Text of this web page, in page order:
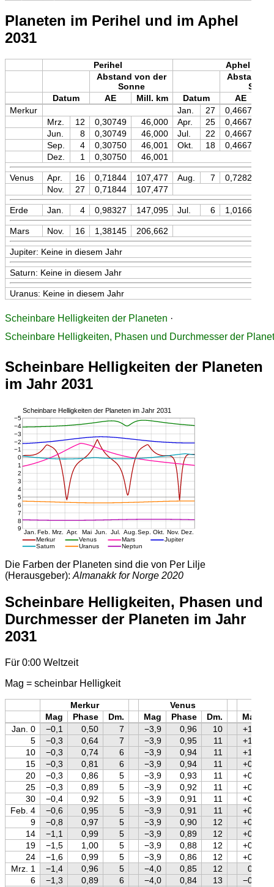
Planeten im Perihel und im Aphel
2031
Perihel
Aphel
Abstand von der
Sonne
Abstand
Datum
AE Mill. km Datum AE
Merkur
Jan. 27 0,46671
Mrz.
12 0,30749 46,000 Apr. 25 0,46671
Jun.
8 0,30749 46,000 Jul. 22 0,46670
Sep.
4 0,30750 46,001 Okt. 18 0,46670
Dez.
1 0,30750 46,001
Venus Apr. 16 0,71844 107,477 Aug. 7 0,72822
Nov.
27 0,71844 107,477
Erde Jan. 4 0,98327 147,095 Jul. 6 1,01669
Mars Nov. 16 1,38145 206,662
Jupiter: Keine in diesem Jahr
Saturn: Keine in diesem Jahr
Uranus: Keine in diesem Jahr
Scheinbare Helligkeiten der Planeten ·
Scheinbare Helligkeiten, Phasen und Durchmesser der
Scheinbare Helligkeiten der Planeten
im Jahr 2031
Die Farben der Planeten sind die von Per Lilje
(Herausgeber): Almanakk for Norge 2020
Scheinbare Helligkeiten, Phasen und
Durchmesser der Planeten im Jahr
2031
Für 0:00 Weltzeit
Mag = scheinbar Helligkeit
Merkur Venus
Mag
Phase Dm. Mag Phase Dm. Mag
Jan. 0
−0,1 0,50 7 −3,9 0,96 10
+1,1
5
−0,3 0,64 7 −3,9 0,95 11
+1,1
10
−0,3 0,74 6 −3,9 0,94 11
+1,0
15
−0,3 0,81 6 −3,9 0,94 11
+0,9
20
−0,3 0,86 5 −3,9 0,93 11
+0,8
25
−0,3 0,89 5 −3,9 0,92 11
+0,8
30
−0,4 0,92 5 −3,9 0,91 11
+0,7
Feb. 4
−0,6 0,95 5 −3,9 0,91 11
+0,6
9
−0,8 0,97 5 −3,9 0,90 12
+0,5
14
−1,1 0,99 5 −3,9 0,89 12
+0,4
19
−1,5 1,00 5 −3,9 0,88 12
+0,3
24
−1,6 0,99 5 −3,9 0,86 12
+0,1
Mrz. 1
−1,4 0,96 5 −4,0 0,85 12
0,0
6
−1,3 0,89 6 −4,0 0,84 13
−0,1